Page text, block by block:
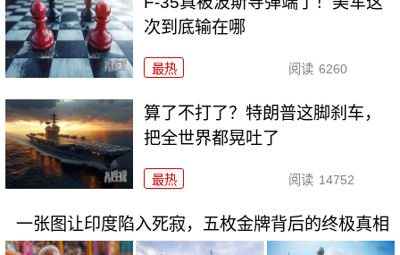
次到底输在哪
最热 阅读 6260
算了不打了？特朗普这脚刹车，
把全世界都晃吐了
最热 阅读 14752
一张图让印度陷入死寂，五枚金牌背后的终极真相